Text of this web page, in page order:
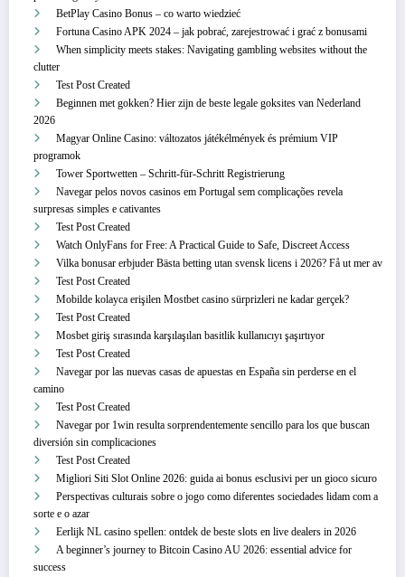
BetPlay Casino Bonus – co warto wiedzieć
Fortuna Casino APK 2024 – jak pobrać, zarejestrować i grać z bonusami
When simplicity meets stakes: Navigating gambling websites without the
clutter
Test Post Created
Beginnen met gokken? Hier zijn de beste legale goksites van Nederland
2026
Magyar Online Casino: változatos játékélmények és prémium VIP
programok
Tower Sportwetten – Schritt‑für‑Schritt Registrierung
Navegar pelos novos casinos em Portugal sem complicações revela
surpresas simples e cativantes
Test Post Created
Watch OnlyFans for Free: A Practical Guide to Safe, Discreet Access
Vilka bonusar erbjuder Bästa betting utan svensk licens i 2026? Få ut mer av
Test Post Created
Mobilde kolayca erişilen Mostbet casino sürprizleri ne kadar gerçek?
Test Post Created
Mosbet giriş sırasında karşılaşılan basitlik kullanıcıyı şaşırtıyor
Test Post Created
Navegar por las nuevas casas de apuestas en España sin perderse en el
camino
Test Post Created
Navegar por 1win resulta sorprendentemente sencillo para los que buscan
diversión sin complicaciones
Test Post Created
Migliori Siti Slot Online 2026: guida ai bonus esclusivi per un gioco sicuro
Perspectivas culturais sobre o jogo como diferentes sociedades lidam com a
sorte e o azar
Eerlijk NL casino spellen: ontdek de beste slots en live dealers in 2026
A beginner’s journey to Bitcoin Casino AU 2026: essential advice for
success